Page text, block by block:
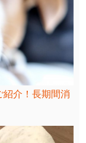
紹介！長期間消